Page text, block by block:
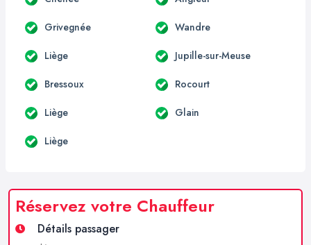
Grivegnée Wandre
Liège Jupille-sur-Meuse
Bressoux Rocourt
Liège Glain
Liège
Réservez votre Chauffeur
Détails passager